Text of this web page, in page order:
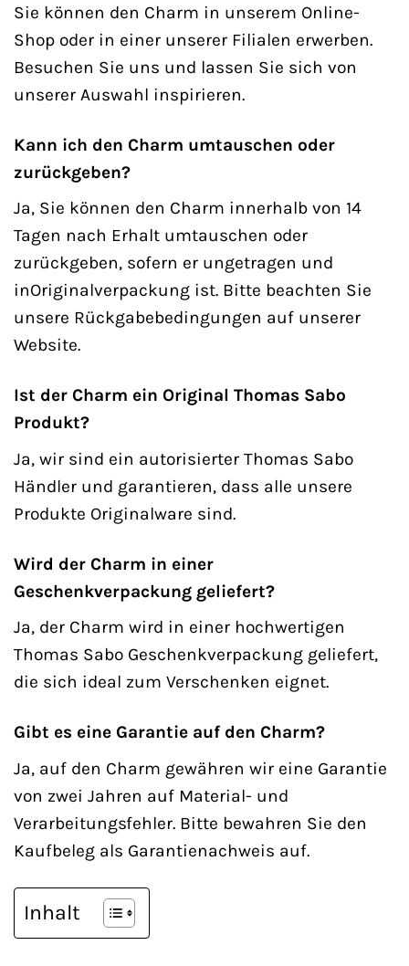
Sie können den Charm in unserem Online-
Shop oder in einer unserer Filialen erwerben.
Besuchen Sie uns und lassen Sie sich von
unserer Auswahl inspirieren.
Kann ich den Charm umtauschen oder
zurückgeben?
Ja, Sie können den Charm innerhalb von 14
Tagen nach Erhalt umtauschen oder
zurückgeben, sofern er ungetragen und
inOriginalverpackung ist. Bitte beachten Sie
unsere Rückgabebedingungen auf unserer
Website.
Ist der Charm ein Original Thomas Sabo
Produkt?
Ja, wir sind ein autorisierter Thomas Sabo
Händler und garantieren, dass alle unsere
Produkte Originalware sind.
Wird der Charm in einer
Geschenkverpackung geliefert?
Ja, der Charm wird in einer hochwertigen
Thomas Sabo Geschenkverpackung geliefert,
die sich ideal zum Verschenken eignet.
Gibt es eine Garantie auf den Charm?
Ja, auf den Charm gewähren wir eine Garantie
von zwei Jahren auf Material- und
Verarbeitungsfehler. Bitte bewahren Sie den
Kaufbeleg als Garantienachweis auf.
Inhalt